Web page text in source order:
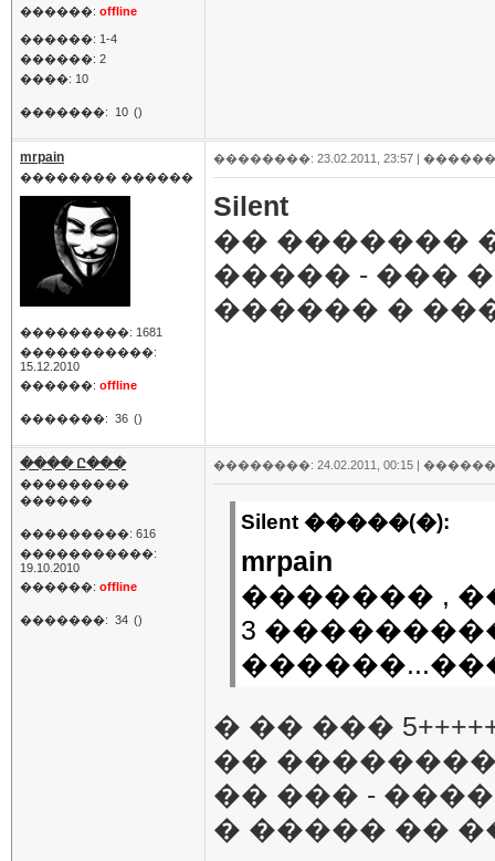
������: offline
������: 1-4
������: 2
����: 10
�������: 10 ()
mrpain
�������� ������
���������: 1681
�����������:
15.12.2010
������: offline
�������: 36 ()
��������: 23.02.2011, 23:57 |
Silent
�� �������
����� - ���
������ �
���� Ը���
���������
������
���������: 616
�����������:
19.10.2010
������: offline
�������: 34 ()
��������: 24.02.2011, 00:15 |
Silent �����(�):
mrpain
������� ,
3
� �� ���
��
�� ��� -
� ����� ��